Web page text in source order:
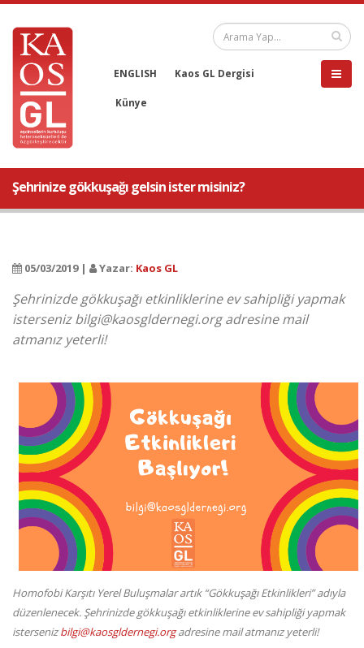
ENGLISH Kaos GL Dergisi
Künye
Şehrinize gökkuşağı gelsin ister misiniz?
05/03/2019 | Yazar: Kaos GL
Şehrinizde gökkuşağı etkinliklerine ev sahipliği yapmak
isterseniz bilgi@kaosgldernegi.org adresine mail
atmanız yeterli!
Homofobi Karşıtı Yerel Buluşmalar artık “Gökkuşağı Etkinlikleri” adıyla
düzenlenecek. Şehrinizde gökkuşağı etkinliklerine ev sahipliği yapmak
istersenizbilgi@kaosgldernegi.orgadresine mail atmanız yeterli!